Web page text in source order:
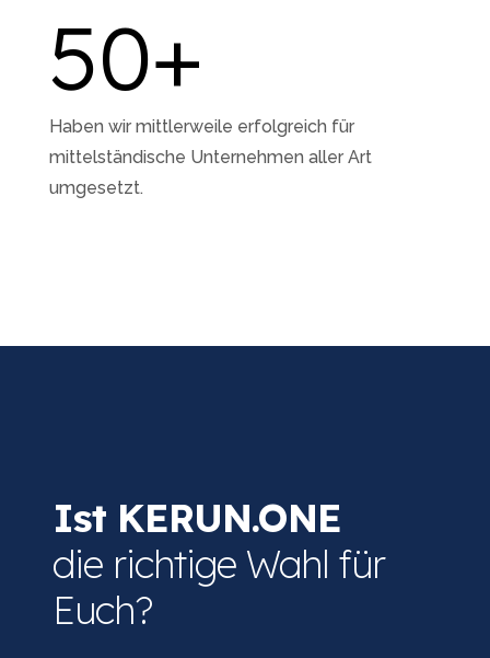
50+
Haben wir mittlerweile erfolgreich für
mittelständische Unternehmen aller Art
umgesetzt.
Ist KERUN.ONE
die richtige Wahl für
Euch?